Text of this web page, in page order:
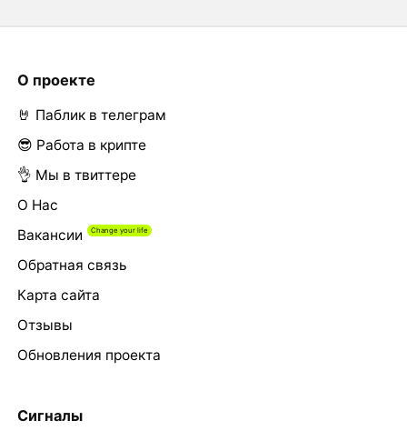
О проекте
🤘 Паблик в телеграм
😎 Работа в крипте
👌 Мы в твиттере
О Нас
Вакансии
Обратная связь
Карта сайта
Отзывы
Обновления проекта
Сигналы